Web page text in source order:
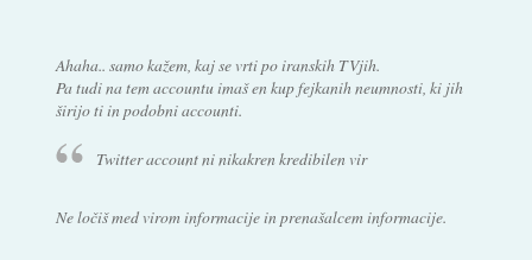
Ahaha.. samo kažem, kaj se vrti po iranskih TVjih.
Pa tudi na tem accountu imaš en kup fejkanih neumnosti, ki jih
širijo ti in podobni accounti.
Twitter account ni nikakren kredibilen vir
Ne ločiš med virom informacije in prenašalcem informacije.